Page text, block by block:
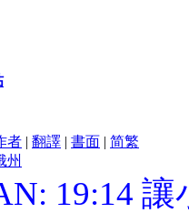
者 | 翻譯 | 書面 | 简繁
州
19:14